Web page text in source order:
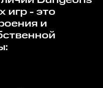
игр - это
и